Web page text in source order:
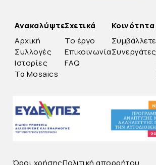
Ανακαλύψτε
Αρχική
Συλλογές
Ιστορίες
Τα Mosaics
Σχετικά
Το έργο
Επικοινωνία
FAQ
Κοινότητα
Συμβάλλετε
Συνεργάτες